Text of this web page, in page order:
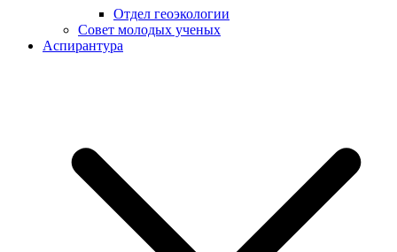
Отдел геоэкологии
Совет молодых ученых
Аспирантура